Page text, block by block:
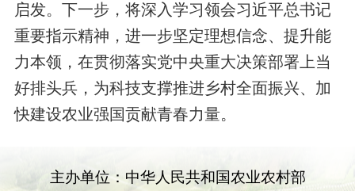
启发。下一步，将深入学习领会习近平总书记
重要指示精神，进一步坚定理想信念、提升能
力本领，在贯彻落实党中央重大决策部署上当
好排头兵，为科技支撑推进乡村全面振兴、加
快建设农业强国贡献青春力量。
主办单位：中华人民共和国农业农村部